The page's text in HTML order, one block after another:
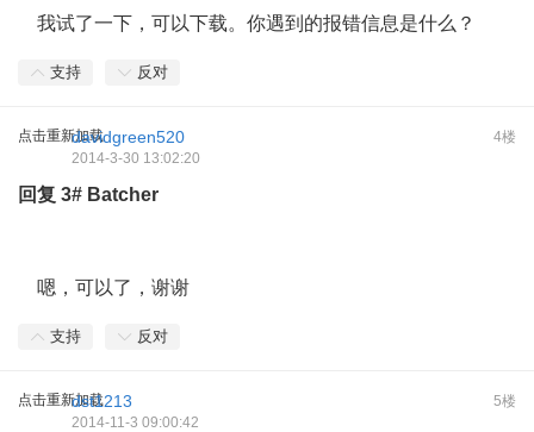
我试了一下，可以下载。你遇到的报错信息是什么？
支持 反对
点击重新加载 4楼
davidgreen520
2014-3-30 13:02:20
回复 3# Batcher
嗯，可以了，谢谢
支持 反对
点击重新加载 5楼
dst1213
2014-11-3 09:00:42